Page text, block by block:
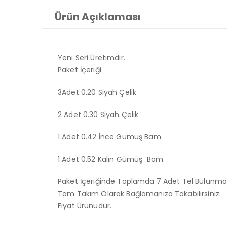
Ürün Açıklaması
Yeni Seri Üretimdir.
Paket İçeriği
3Adet 0.20 Siyah Çelik
2 Adet 0.30 Siyah Çelik
1 Adet 0.42 İnce Gümüş Bam
1 Adet 0.52 Kalın Gümüş Bam
Paket İçeriğinde Toplamda 7 Adet Tel
Tam Takım Olarak Bağlamanıza Takabilirsiniz.
Fiyat Ürünüdür.